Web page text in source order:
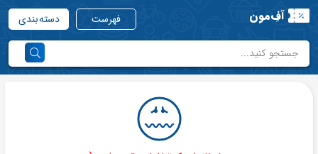
آفِ‌مون فهرست دسته بندی